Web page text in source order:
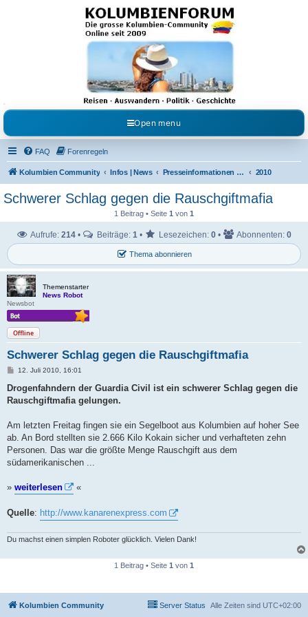
Kolumbienforum - Das
grosse Forum der
Freunde Kolumbiens
Reisen, Auswandern, Kultur, Politik, Geschichte und Visum in Kolumbien und Venezuela.
Austausch, Erfahrungen und Gemeinschaft im Kolumbienforum
Open menu
FAQ Forenregeln
Kolumbien Community Infos | News Presseinformationen & Neuigkeiten 2010
Schwerer Schlag gegen die Rauschgiftmafia
1 Beitrag • Seite 1 von 1
Thema abonnieren
Aufrufe: 214 • Beiträge: 1 • Lesezeichen: 0 • Abonnenten: 0
Themenstarter
News Robot
Newsbot
Offline
Schwerer Schlag gegen die Rauschgiftmafia
B
i
r
12. Juli 2010, 16:01
Drogenfahndern der Guardia Civil ist ein schwerer Schlag gegen die
Rauschgiftmafia gelungen.
Am letzten Freitag fingen sie ein Segelboot aus Kolumbien auf hoher See
ab. An Bord stellten sie 2.666 Kilo Kokain sicher und verhafteten zehn
Personen. Das war die größte Menge Rauschgift aus dem
südamerikanischen ...
» weiterlesen «
Quelle: http://www.kanarenexpress.com
Du machst einen simplen Roboter glücklich. Vielen Dank!
1 Beitrag • Seite 1 von 1
Kolumbien Community Alle Zeiten sind UTC+02:00
Server Status